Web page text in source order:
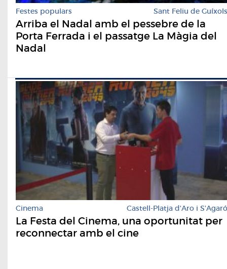
Festes populars Sant Feliu de Guíxols
Arriba el Nadal amb el pessebre de la
Porta Ferrada i el passatge La Màgia del
Nadal
Cinema Castell-Platja d'Aro i S'Agaró
La Festa del Cinema, una oportunitat per
reconnectar amb el cine